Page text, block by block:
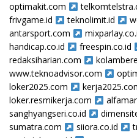
optimakit.com
frivgame.id
teknolimit.id
antarsport.com
handicap.co.id
freespin.co.id
redaksiharian.com
www.teknoadvisor.com
loker2025.com
loker.resmikerja.com
sanghyangseri.co.id
sumatra.com
siiora.co.id